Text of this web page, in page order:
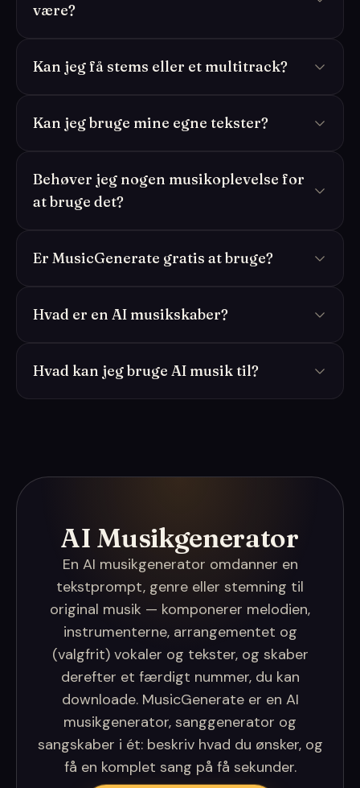
være?
Kan jeg få stems eller et multitrack?
Kan jeg bruge mine egne tekster?
Behøver jeg nogen musikoplevelse for
at bruge det?
Er MusicGenerate gratis at bruge?
Hvad er en AI musikskaber?
Hvad kan jeg bruge AI musik til?
AI Musikgenerator
En AI musikgenerator omdanner en
tekstprompt, genre eller stemning til
original musik — komponerer melodien,
instrumenterne, arrangementet og
(valgfrit) vokaler og tekster, og skaber
derefter et færdigt nummer, du kan
downloade. MusicGenerate er en AI
musikgenerator, sanggenerator og
sangskaber i ét: beskriv hvad du ønsker, og
få en komplet sang på få sekunder.